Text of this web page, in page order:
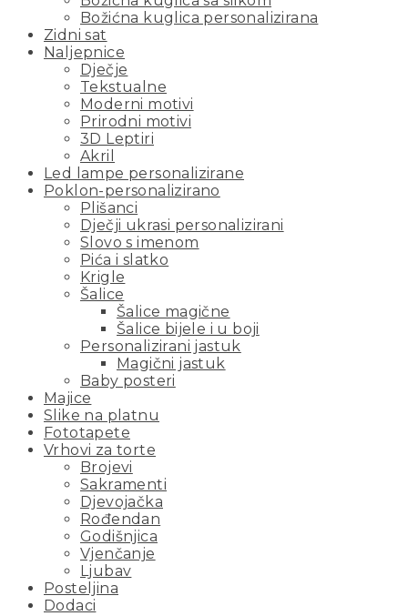
Božićna kuglica personalizirana
Zidni sat
Naljepnice
Dječje
Tekstualne
Moderni motivi
Prirodni motivi
3D Leptiri
Akril
Led lampe personalizirane
Poklon-personalizirano
Plišanci
Dječji ukrasi personalizirani
Slovo s imenom
Pića i slatko
Krigle
Šalice
Šalice magične
Šalice bijele i u boji
Personalizirani jastuk
Magični jastuk
Baby posteri
Majice
Slike na platnu
Fototapete
Vrhovi za torte
Brojevi
Sakramenti
Djevojačka
Rođendan
Godišnjica
Vjenčanje
Ljubav
Posteljina
Dodaci